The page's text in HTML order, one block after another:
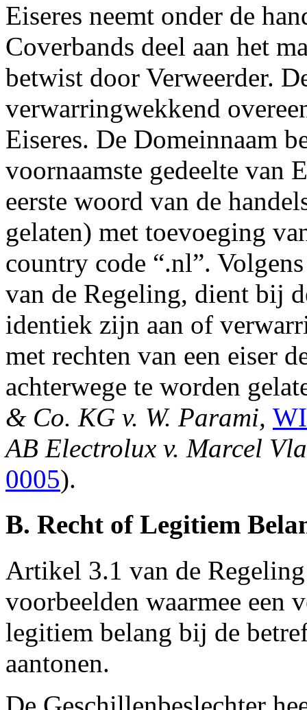
Eiseres neemt onder de
Coverbands deel aan het
betwist door Verweerder.
verwarringwekkend
Eiseres. De Domeinnaam
voornaamste gedeelte van
eerste woord van de
gelaten) met toevoeging
country code “.nl”.
van de Regeling, dient bij
identiek zijn aan of
met rechten van een eiser
achterwege te worden
& Co. KG v. W. Parami,
AB Electrolux v. Marcel
0005).
B. Recht of Legitiem
Artikel 3.1 van de
voorbeelden waarmee een
legitiem belang bij de
aantonen.